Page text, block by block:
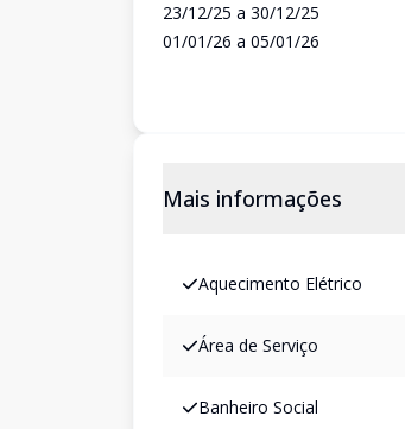
23/12/25 a 30/12/25
01/01/26 a 05/01/26
Mais informações
Aquecimento Elétrico
Área de Serviço
Banheiro Social